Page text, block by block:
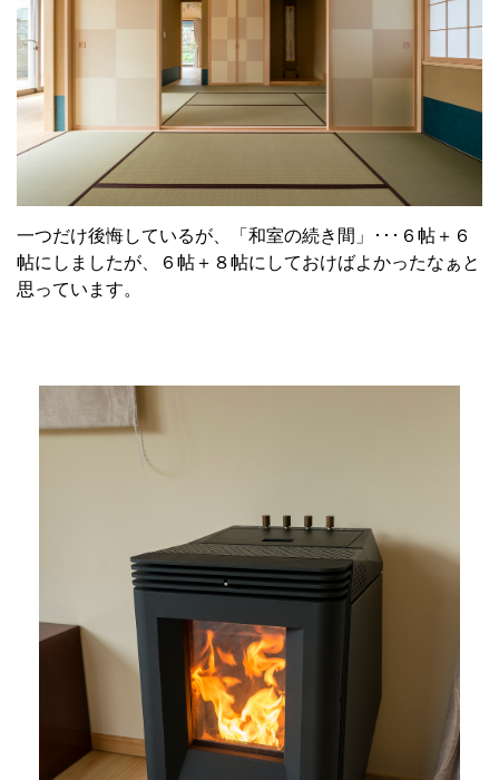
一つだけ後悔しているが、「和室の続き間」･･･６帖＋６
帖にしましたが、６帖＋８帖にしておけばよかったなぁと
思っています。